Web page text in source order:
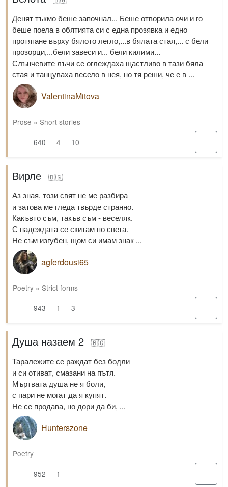
Денят тъкмо беше започнал... Беше отворила очи и го
беше поела в обятията си с една прозявка и едно
протягане върху бялото легло,...в бялата стая,... с бели
прозорци,...бели завеси и... бели килими...
Слънчевите лъчи се оглеждаха щастливо в тази бяла
стая и танцуваха весело в нея, но тя реши, че е в ...
ValentinaMitova
Prose » Short stories
640
4 10
Вирле 🇧🇬
Аз зная, този свят не ме разбира
и затова ме гледа твърде странно.
Какъвто съм, такъв съм - веселяк.
С надеждата се скитам по света.
Не съм изгубен, щом си имам знак ...
agferdousi65
Poetry » Strict forms
943
1 3
Душа назаем 2 🇧🇬
Таралежите се раждат без бодли
и си отиват, смазани на пътя.
Мъртвата душа не я боли,
с пари не могат да я купят.
Не се продава, но дори да би, ...
Hunterszone
Poetry
952
1